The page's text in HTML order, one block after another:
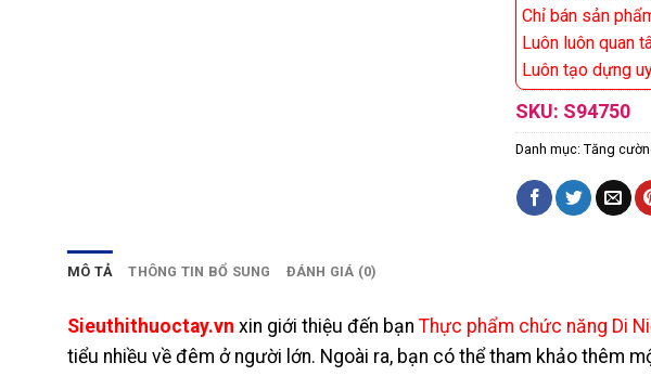
Chỉ bán sản
Luôn luôn quan
Luôn tạo dựng
SKU: S94750
Danh mục: Tăng
MÔ TẢ THÔNG TIN BỔ SUNG ĐÁNH GIÁ (0)
Sieuthithuoctay.vn xin giới thiệu đến bạn Thực phẩm chức năng Di
tiểu nhiều về đêm ở người lớn. Ngoài ra, bạn có thể tham khảo thêm